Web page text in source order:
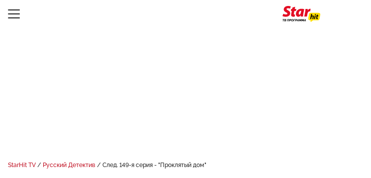
StarHit TV Русский Детектив След. 149-я серия - "Проклятый дом"